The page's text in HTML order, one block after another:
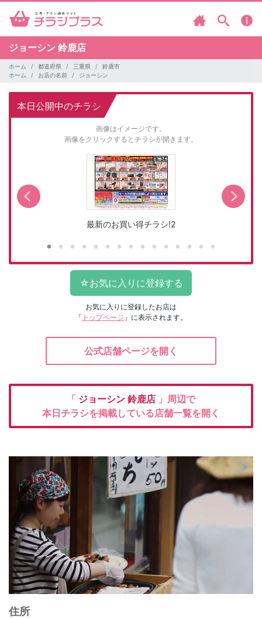
ジョーシン 鈴鹿店
ホーム 都道府県 三重県
鈴鹿市
ホーム
お店の名前 ジョーシン
本日公開中のチラシ
画像はイメージです。
画像をクリックするとチラシが開きます。
最新のお買い得チラシ!2
お気に入りに登録したお店は
「 トップページ 」に表示されます。
公式店舗ページを開く
「 ジョーシン 鈴鹿店 」周辺で
本日チラシを掲載している店舗一覧を開く
住所